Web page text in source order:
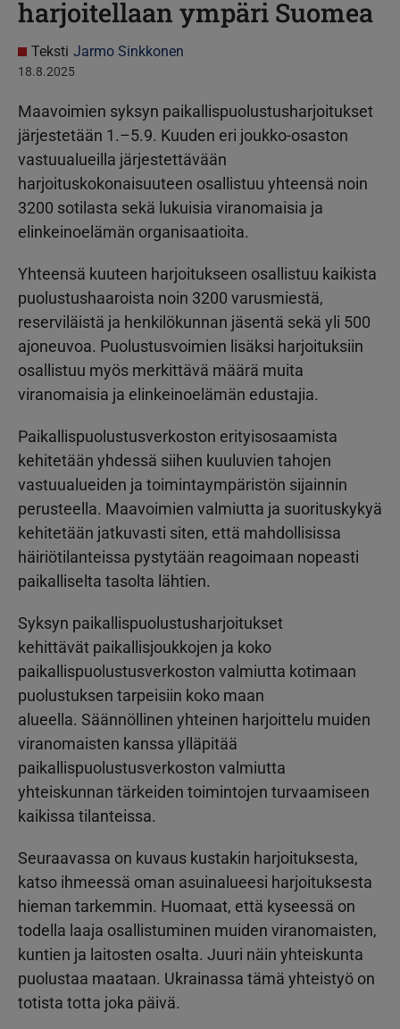
harjoitellaan ympäri Suomea
Teksti Jarmo Sinkkonen
18.8.2025
Maavoimien syksyn paikallispuolustusharjoitukset
järjestetään 1.–5.9. Kuuden eri joukko-osaston
vastuualueilla järjestettävään
harjoituskokonaisuuteen osallistuu yhteensä noin
3200 sotilasta sekä lukuisia viranomaisia ja
elinkeinoelämän organisaatioita.
Yhteensä kuuteen harjoitukseen osallistuu kaikista
puolustushaaroista noin 3200 varusmiestä,
reserviläistä ja henkilökunnan jäsentä sekä yli 500
ajoneuvoa. Puolustusvoimien lisäksi harjoituksiin
osallistuu myös merkittävä määrä muita
viranomaisia ja elinkeinoelämän edustajia.
Paikallispuolustusverkoston erityisosaamista
kehitetään yhdessä siihen kuuluvien tahojen
vastuualueiden ja toimintaympäristön sijainnin
perusteella. Maavoimien valmiutta ja suorituskykyä
kehitetään jatkuvasti siten, että mahdollisissa
häiriötilanteissa pystytään reagoimaan nopeasti
paikalliselta tasolta lähtien.
Syksyn paikallispuolustusharjoitukset
kehittävät paikallisjoukkojen ja koko
paikallispuolustusverkoston valmiutta kotimaan
puolustuksen tarpeisiin koko maan
alueella. Säännöllinen yhteinen harjoittelu muiden
viranomaisten kanssa ylläpitää
paikallispuolustusverkoston valmiutta
yhteiskunnan tärkeiden toimintojen turvaamiseen
kaikissa tilanteissa.
Seuraavassa on kuvaus kustakin harjoituksesta,
katso ihmeessä oman asuinalueesi harjoituksesta
hieman tarkemmin. Huomaat, että kyseessä on
todella laaja osallistuminen muiden viranomaisten,
kuntien ja laitosten osalta. Juuri näin yhteiskunta
puolustaa maataan. Ukrainassa tämä yhteistyö on
totista totta joka päivä.